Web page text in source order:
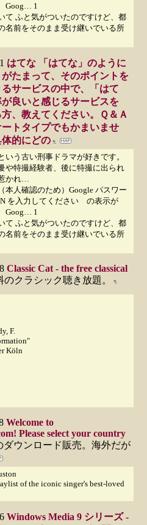
1
て ふと気がついたのですけど、都
名前をそのまま受け継いでいる所
はてな 「はてな」のように
たまって、そのポイントを
サービスの中で、「はて
良いと感じるサービスを
方、教えてください。Ｑ＆Ａ
トタイプでもかまいませ
的にどの
いう古い刑事ドラマが好きです。
や特撮経験者、後に特撮に出られ
かれ…
本人確認のため）Google パスワー
を入力してください の表示が
1
て ふと気がついたのですけど、都
名前をそのまま受け継いでいる所
Classic Cat - the free classical
のクラシック聴き放題。
F.
Köln
Welcome to
Please select your country
ダウンロード販売。海外だが
of the iconic singer's best-loved
Windows Media 9 シリーズ -